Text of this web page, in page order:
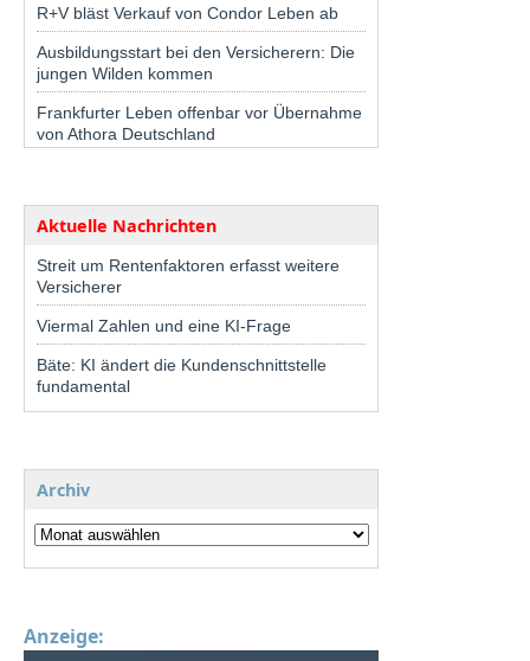
R+V bläst Verkauf von Condor Leben ab
Ausbildungsstart bei den Versicherern: Die
jungen Wilden kommen
Frankfurter Leben offenbar vor Übernahme
von Athora Deutschland
Aktuelle Nachrichten
Streit um Rentenfaktoren erfasst weitere
Versicherer
Viermal Zahlen und eine KI-Frage
Bäte: KI ändert die Kundenschnittstelle
fundamental
Archiv
Anzeige: